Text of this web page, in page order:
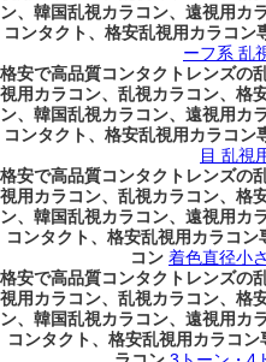
ン、韓国乱視カラコン、遠視用カ
コンタクト、格安乱視用カラコ
ーフ系 乱
格安で高品質コンタクトレンズの
視用カラコン、乱視カラコン、格
ン、韓国乱視カラコン、遠視用カ
コンタクト、格安乱視用カラコ
目 乱視
格安で高品質コンタクトレンズの
視用カラコン、乱視カラコン、格
ン、韓国乱視カラコン、遠視用カ
コンタクト、格安乱視用カラコ
コン 着色直径小
格安で高品質コンタクトレンズの
視用カラコン、乱視カラコン、格
ン、韓国乱視カラコン、遠視用カ
コンタクト、格安乱視用カラコ